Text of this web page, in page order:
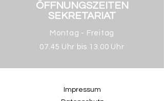
ÖFFNUNGSZEITEN
SEKRETARIAT
Montag - Freitag
07.45 Uhr bis 13.00 Uhr
Impressum